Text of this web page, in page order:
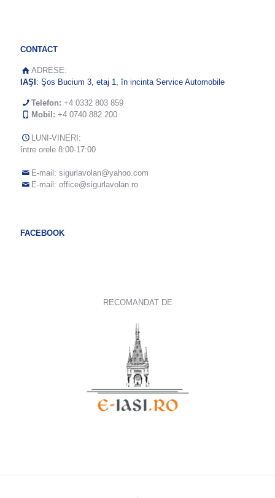
CONTACT
ADRESE:
IAŞI : Şos Bucium 3, etaj 1, în incinta Service Automobile
Telefon: +4 0332 803 859
Mobil: +4 0740 882 200
LUNI-VINERI:
între orele 8:00-17:00
E-mail:sigurlavolan@yahoo.com
E-mail:office@sigurlavolan.ro
FACEBOOK
RECOMANDAT DE